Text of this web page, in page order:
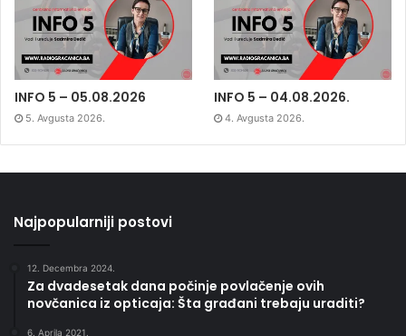
INFO 5 – 05.08.2026
5. Avgusta 2026.
INFO 5 – 04.08.2026.
4. Avgusta 2026.
Najpopularniji postovi
12. Decembra 2024.
Za dvadesetak dana počinje povlačenje ovih
novčanica iz opticaja: Šta građani trebaju uraditi?
6. Aprila 2021.